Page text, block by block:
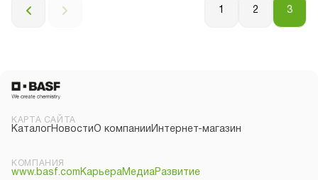
1 2 3
КАРТА САЙТА
КаталогНовостиО компании Интернет-магазин
КОМПАНИЯ
www.basf.com КарьераМедиаРазвитие